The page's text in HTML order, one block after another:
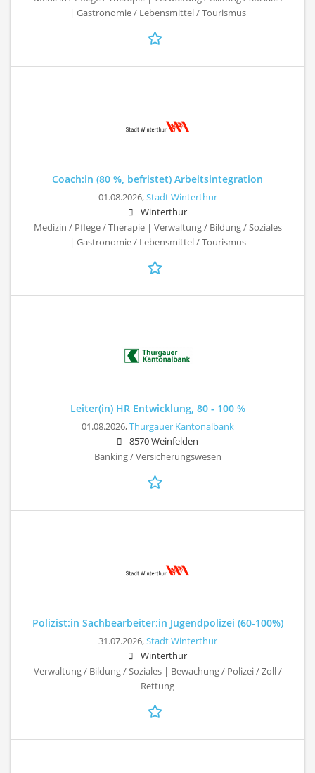
| Gastronomie / Lebensmittel / Tourismus
Coach:in (80 %, befristet) Arbeitsintegration
01.08.2026,Stadt Winterthur
Winterthur
Medizin / Pflege / Therapie | Verwaltung / Bildung / Soziales
| Gastronomie / Lebensmittel / Tourismus
Leiter(in) HR Entwicklung, 80 - 100 %
01.08.2026,Thurgauer Kantonalbank
8570 Weinfelden
Banking / Versicherungswesen
Polizist:in Sachbearbeiter:in Jugendpolizei (60-100%)
31.07.2026,Stadt Winterthur
Winterthur
Verwaltung / Bildung / Soziales | Bewachung / Polizei / Zoll /
Rettung